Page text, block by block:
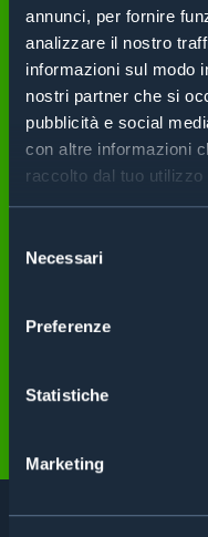
annunci, per fornire
analizzare il nostro
informazioni sul modo
nostri partner che si
pubblicità e social
con altre informazioni
raccolto dal tuo
delNecessari
Preferenze
Statistiche
Marketing
SPECIFICI
PRIMA DI